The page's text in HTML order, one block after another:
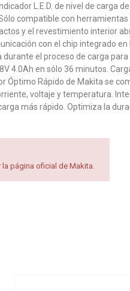
L.E.D. de nivel de carga
compatible con
y el revestimiento interior
con el chip integrado
el proceso de carga
4.0Ah en sólo 36 minutos.
Rápido de Makita se
voltaje y temperatura.
más rápido. Optimiza la
página oficial de Makita.